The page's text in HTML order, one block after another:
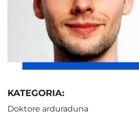
KATEGORIA:
Doktore arduraduna